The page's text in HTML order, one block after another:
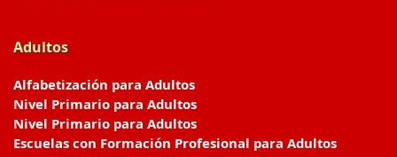
Adultos
Alfabetización para Adultos
Nivel Primario para Adultos
Nivel Primario para Adultos
Escuelas con Formación Profesional para Adultos